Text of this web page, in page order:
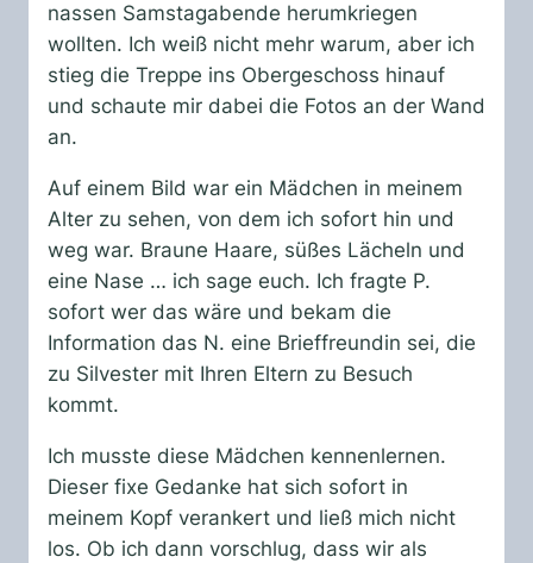
nassen Samstagabende herumkriegen
wollten. Ich weiß nicht mehr warum, aber ich
stieg die Treppe ins Obergeschoss hinauf
und schaute mir dabei die Fotos an der Wand
an.
Auf einem Bild war ein Mädchen in meinem
Alter zu sehen, von dem ich sofort hin und
weg war. Braune Haare, süßes Lächeln und
eine Nase … ich sage euch. Ich fragte P.
sofort wer das wäre und bekam die
Information das N. eine Brieffreundin sei, die
zu Silvester mit Ihren Eltern zu Besuch
kommt.
Ich musste diese Mädchen kennenlernen.
Dieser fixe Gedanke hat sich sofort in
meinem Kopf verankert und ließ mich nicht
los. Ob ich dann vorschlug, dass wir als